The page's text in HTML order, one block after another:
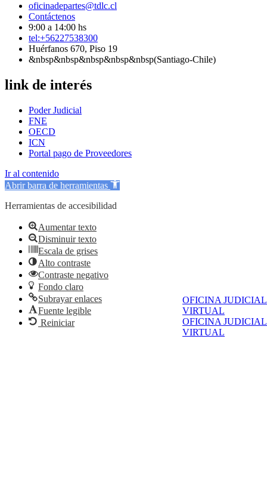
OFICINA JUDICIAL
VIRTUAL
OFICINA JUDICIAL
VIRTUAL
oficinadepartes@tdlc.cl
Contáctenos
9:00 a 14:00 hs
tel:+56227538300
Huérfanos 670, Piso 19
&nbsp&nbsp&nbsp&nbsp&nbsp(Santiago-Chile)
link de interés
Poder Judicial
FNE
OECD
ICN
Portal pago de Proveedores
Ir al contenido
Abrir barra de herramientas
Herramientas de accesibilidad
Aumentar texto
Disminuir texto
Escala de grises
Alto contraste
Contraste negativo
Fondo claro
Subrayar enlaces
Fuente legible
Reiniciar